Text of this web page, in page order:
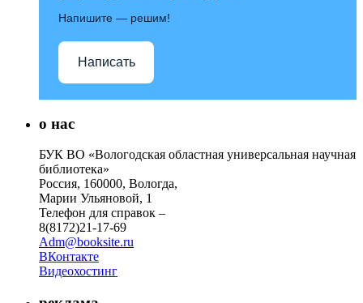
Напишите — решим!
Написать
о нас
БУК ВО «Вологодская областная универсальная научная
библиотека»
Россия, 160000, Вологда,
Марии Ульяновой, 1
Телефон для справок –
8(8172)21-17-69
Adm@booksite.ru
ВКонтакте
Видеохостинг